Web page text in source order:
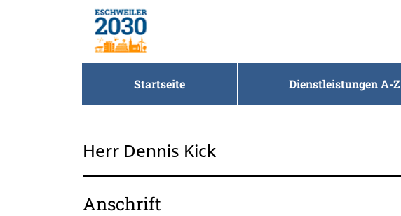
Zum Hauptinhalt springen
Startseite Dienstleistungen A-Z
Herr Dennis Kick
Anschrift